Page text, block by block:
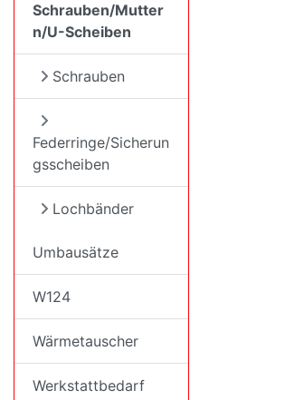
Schrauben/Mutter
n/U-Scheiben
Schrauben
Federringe/Sicherun
gsscheiben
Lochbänder
Umbausätze
W124
Wärmetauscher
Werkstattbedarf